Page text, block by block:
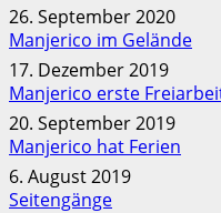
26. September 2020
Manjerico im Gelände
17. Dezember 2019
Manjerico erste
20. September 2019
Manjerico hat Ferien
6. August 2019
Seitengänge